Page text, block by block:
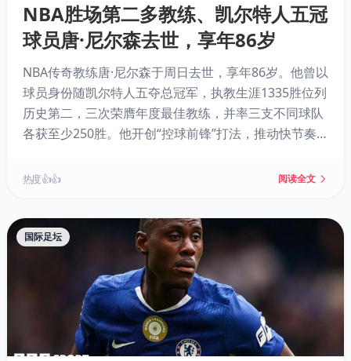
NBA胜场第二多教练、凯尔特人五冠
球员唐·尼尔森去世，享年86岁
NBA传奇教练唐·尼尔森于周日去世，享年86岁。他曾以
球员身份随凯尔特人五夺总冠军，执教生涯1335胜位列
历史第二，三次荣膺年度最佳教练，并率三支不同球队
各获至少250胜。他开创“控球前锋”打法，推动快节奏
还培养了诺维茨基、纳什等球星。
热度 👍👍 阅读全文
国际足坛